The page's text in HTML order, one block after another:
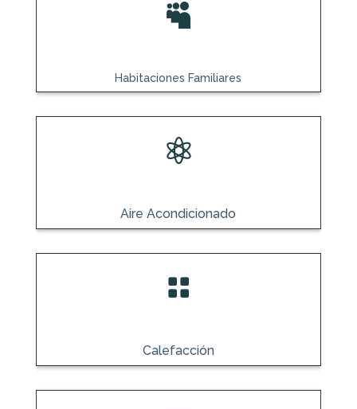

Habitaciones Familiares

Aire Acondicionado

Calefacción